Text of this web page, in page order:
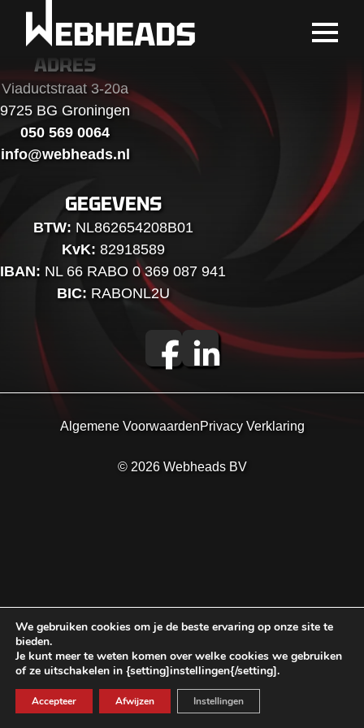
EBHEADS
ADRES
Viaductstraat 3-20a
9725 BG Groningen
050 569 0064
info@webheads.nl
GEGEVENS
BTW: NL862654208B01
KvK: 82918589
IBAN: NL 66 RABO 0 369 087 941
BIC: RABONL2U
Algemene VoorwaardenPrivacy Verklaring
© 2026 Webheads BV
We gebruiken cookies om je de beste ervaring op onze site te
bieden.
Je kunt meer te weten komen over welke cookies we gebruiken
of ze uitschakelen in {setting]instellingen{/setting].
Accepteer Afwijzen Instellingen